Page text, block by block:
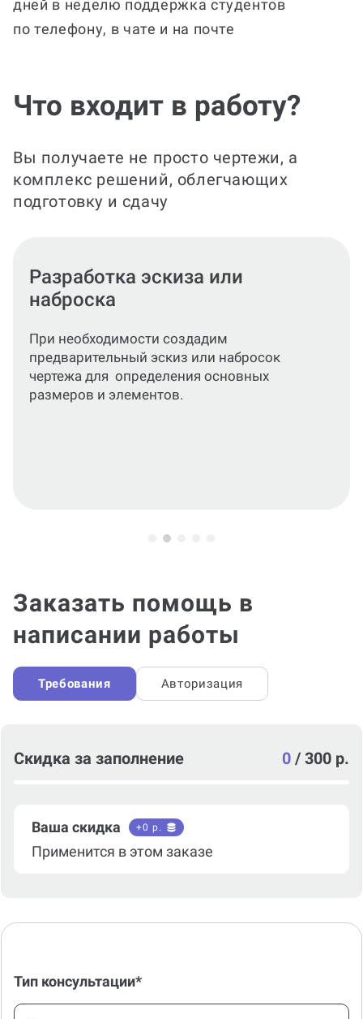
дней в неделю поддержка студентов
по телефону, в чате и на почте
Что входит в работу?
Вы получаете не просто чертежи, а
комплекс решений, облегчающих
подготовку и сдачу
Создание чертежа в
выбранной программе
строго следуя стандартам оформления
(линейные размеры, шрифты, линии,
обозначения). Используем выбранное
программное обеспечение (AutoCAD,
Заказать помощь в
написании работы
Ваша скидка